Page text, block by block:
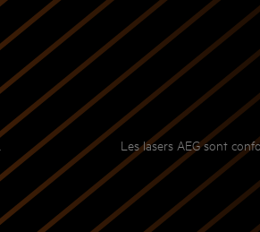
Les lasers AEG sont